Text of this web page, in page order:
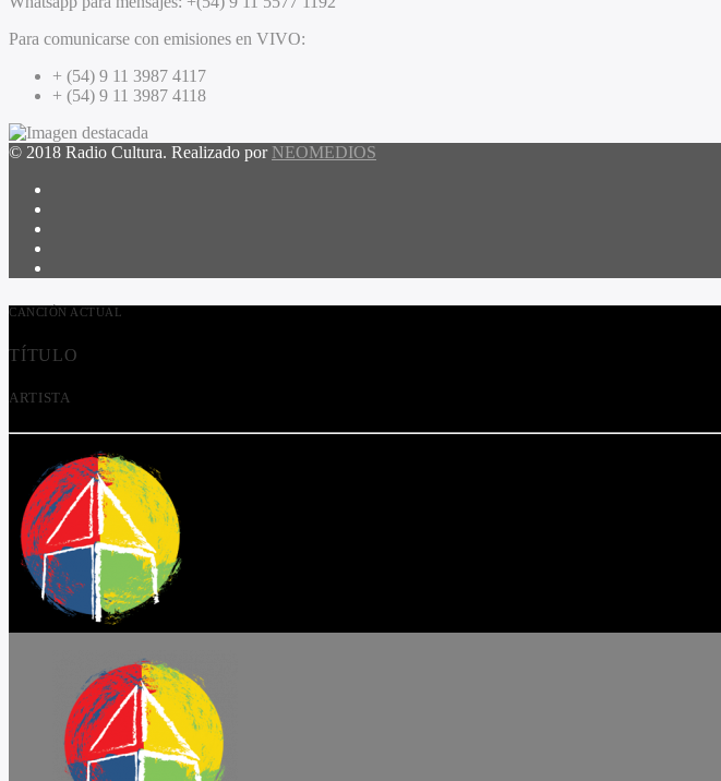
Para comunicarse con emisiones en VIVO:
+ (54) 9 11 3987 4117
+ (54) 9 11 3987 4118
© 2018 Radio Cultura. Realizado por NEOMEDIOS
CANCIÓN ACTUAL
TÍTULO
ARTISTA